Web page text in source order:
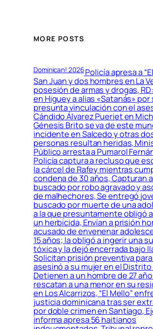
MORE POSTS
Dominican! 2026Policía apresa a
San Juan y dos hombres en La
posesión de armas y drogas,
en Higuey a alias «Satanás» por
presunta vinculación con el
Cándido Álvarez Pueriet en
Génesis Brito se va de este
incidente en Salcedo y otras
personas resultan heridas,
Público arresta a Pumarol
Policía captura a recluso que
la cárcel de Rafey mientras
condena de 30 años, Capturan a
buscado por robo agravado y
de malhechores, Se entregó
buscado por muerte de una
a la que presuntamente obligó
un herbicida, Envían a prisión
acusado de envenenar
15 años; la obligó a ingerir una
tóxica y la dejó encerrada bajo
Solicitan prisión preventiva
asesinó a su mujer en el Distrito
Detienen a un hombre de 27
rescatan a una menor en su
en Los Alcarrizos, “El Mello”
justicia dominicana tras ser
por doble crimen en Santiago,
informa apresa 56 haitianos